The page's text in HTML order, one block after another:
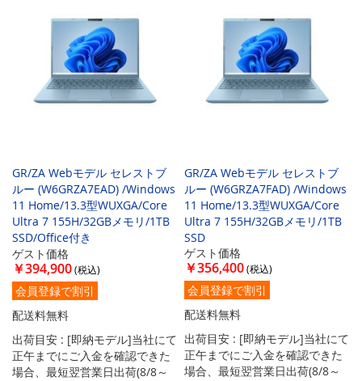
GR/ZA Webモデル セレストブ
ルー (W6GRZA7EAD) /Windows
11 Home/13.3型WUXGA/Core
Ultra 7 155H/32GBメモリ/1TB
SSD/Office付き
ゲスト価格
￥394,900
会員登録で割引
配送料無料
出荷目安 : [即納モデル]当社にて
正午までにご入金を確認できた
場合、最短翌営業日出荷(8/8～
GR/ZA Webモデル セレストブ
ルー (W6GRZA7FAD) /Windows
11 Home/13.3型WUXGA/Core
Ultra 7 155H/32GBメモリ/1TB
SSD
ゲスト価格
￥356,400
会員登録で割引
配送料無料
出荷目安 : [即納モデル]当社にて
正午までにご入金を確認できた
場合、最短翌営業日出荷(8/8～